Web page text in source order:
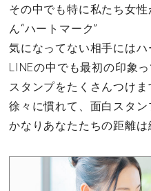
その中でも特に私たち女
ん“ハートマーク”
気になってない相手にはハ
LINEの中でも最初の印象
スタンプをたくさんつけま
徐々に慣れて、面白スタン
かなりあなたたちの距離は